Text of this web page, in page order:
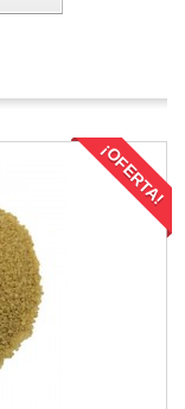
¡OFERTA!